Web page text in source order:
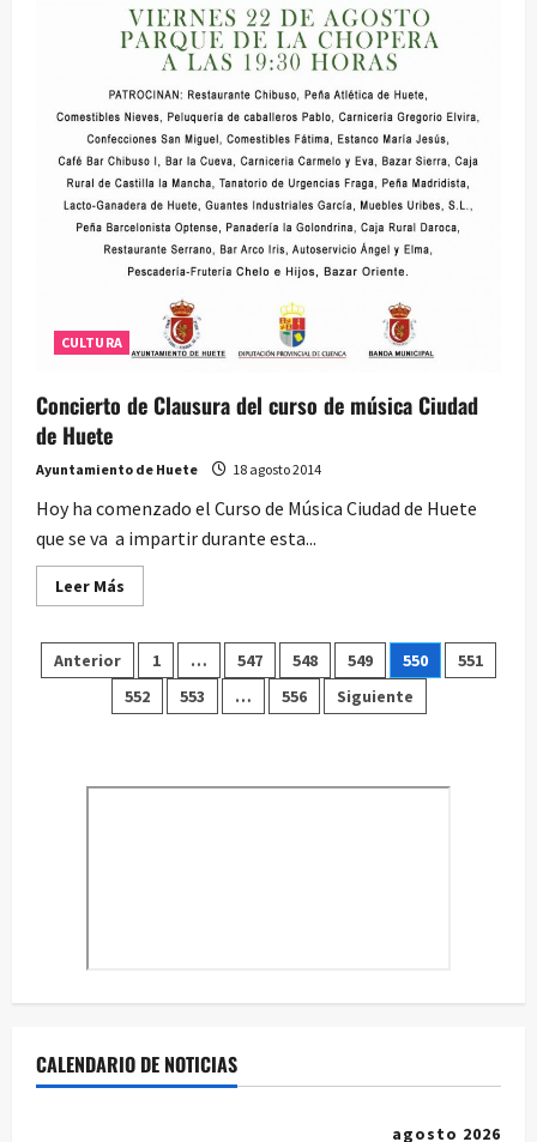
CULTURA
Concierto de Clausura del curso de música Ciudad
de Huete
Ayuntamiento de Huete 18 agosto 2014
Hoy ha comenzado el Curso de Música Ciudad de Huete
que se va a impartir durante esta...
Leer Más
más
Concierto
Clausura
del
curso
de
Paginación
Anterior 1 … 547 548 549 550
551
552
553 … 556 Siguiente
CALENDARIO DE NOTICIAS
agosto 2026